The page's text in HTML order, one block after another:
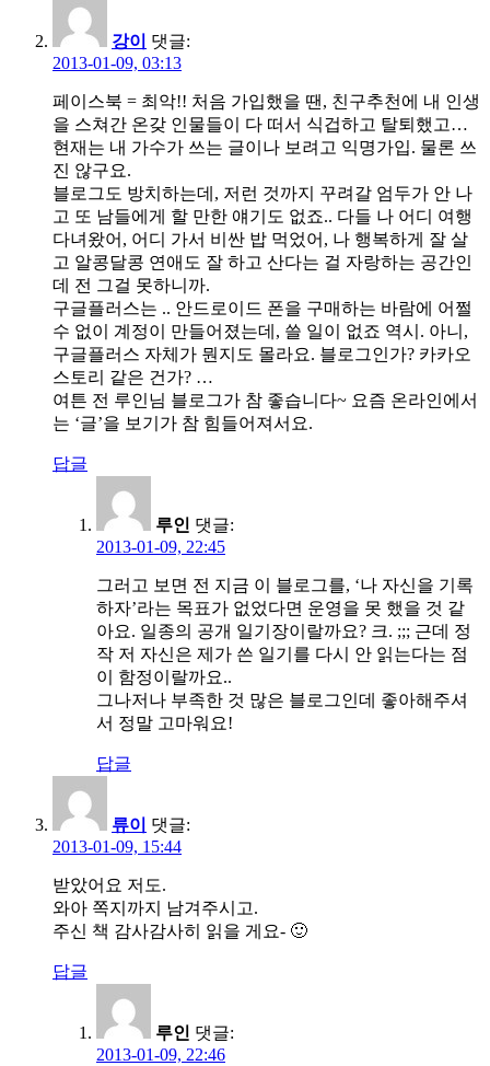
강이
댓글:
2013-01-09, 03:13
페이스북 = 최악!! 처음 가입했을 땐, 친구추천에 내 인생
을 스쳐간 온갖 인물들이 다 떠서 식겁하고 탈퇴했고…
현재는 내 가수가 쓰는 글이나 보려고 익명가입. 물론 쓰
진 않구요.
블로그도 방치하는데, 저런 것까지 꾸려갈 엄두가 안 나
고 또 남들에게 할 만한 얘기도 없죠.. 다들 나 어디 여행
다녀왔어, 어디 가서 비싼 밥 먹었어, 나 행복하게 잘 살
고 알콩달콩 연애도 잘 하고 산다는 걸 자랑하는 공간인
데 전 그걸 못하니까.
구글플러스는 .. 안드로이드 폰을 구매하는 바람에 어쩔
수 없이 계정이 만들어졌는데, 쓸 일이 없죠 역시. 아니,
구글플러스 자체가 뭔지도 몰라요. 블로그인가? 카카오
스토리 같은 건가? …
여튼 전 루인님 블로그가 참 좋습니다~ 요즘 온라인에서
는 ‘글’을 보기가 참 힘들어져서요.
답글
루인 댓글:
2013-01-09, 22:45
그러고 보면 전 지금 이 블로그를, ‘나 자신을 기록
하자’라는 목표가 없었다면 운영을 못 했을 것 같
아요. 일종의 공개 일기장이랄까요? 크. ;;; 근데 정
작 저 자신은 제가 쓴 일기를 다시 안 읽는다는 점
이 함정이랄까요..
그나저나 부족한 것 많은 블로그인데 좋아해주셔
서 정말 고마워요!
답글
류이
댓글:
2013-01-09, 15:44
받았어요 저도.
와아 쪽지까지 남겨주시고.
주신 책 감사감사히 읽을 게요- 🙂
답글
루인 댓글:
2013-01-09, 22:46